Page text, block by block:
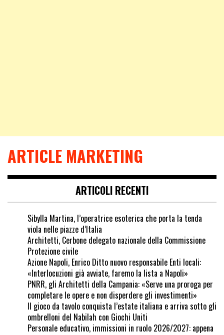
ARTICLE MARKETING
ARTICOLI RECENTI
Sibylla Martina, l’operatrice esoterica che porta la tenda
viola nelle piazze d’Italia
Architetti, Cerbone delegato nazionale della Commissione
Protezione civile
Azione Napoli, Enrico Ditto nuovo responsabile Enti locali:
«Interlocuzioni già avviate, faremo la lista a Napoli»
PNRR, gli Architetti della Campania: «Serve una proroga per
completare le opere e non disperdere gli investimenti»
Il gioco da tavolo conquista l’estate italiana e arriva sotto gli
ombrelloni del Nabilah con Giochi Uniti
Personale educativo, immissioni in ruolo 2026/2027: appena